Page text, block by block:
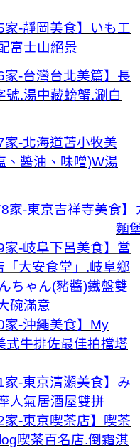
家-靜岡美食】いも工
富士山絕景
家-台灣台北美篇】長
號.湯中藏螃蟹.涮白
家-北海道苫小牧美
、醬油、味噌)W湯
家-東京吉祥寺美食
麵
家-岐阜下呂美食】當
大安食堂」.岐阜鄉
ちゃん(豬醬)鐵盤雙
碗滿意
家-沖繩美食】My
式牛排佐最佳拍擋塔
家-東京清瀨美食】み
人氣居酒屋雙拼
家-東京喫茶店】喫茶
喫茶百名店.倒霜淇